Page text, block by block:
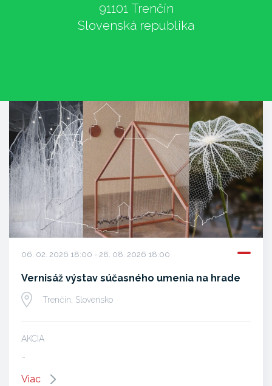
91101 Trenčín
Slovenská republika
06. 02. 2026 18:00 - 28. 08. 2026 18:00
Vernisáž výstav súčasného umenia na hrade
Trenčín, Slovensko
AKCIA
…
Viac